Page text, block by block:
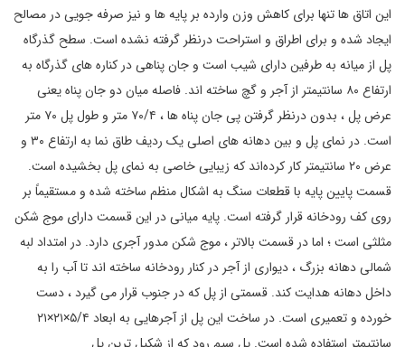
این اتاق ها تنها برای کاهش وزن وارده بر پایه ها و نیز صرفه جویی در مصالح
ایجاد شده و برای اطراق و استراحت درنظر گرفته نشده است. سطح گذرگاه
پل از میانه به طرفین دارای شیب است و جان پناهی در کناره های گذرگاه به
ارتفاع ۸۰ سانتیمتر از آجر و گچ ساخته اند. فاصله میان دو جان پناه یعنی
عرض پل ، بدون درنظر گرفتن پی جان پناه ها ، ۷۰/۴ متر و طول پل ۷۰ متر
است. در نمای پل و بین دهانه های اصلی یک ردیف طاق نما به ارتفاع ۳۰ و
عرض ۲۰ سانتیمتر کار کرده‌اند که زیبایی خاصی به نمای پل بخشیده است.
قسمت پایین پایه با قطعات سنگ به اشکال منظم ساخته شده و مستقیماً بر
روی کف رودخانه قرار گرفته است. پایه میانی در این قسمت دارای موج شکن
مثلثی است ؛ اما در قسمت بالاتر ، موج شکن مدور آجری دارد. در امتداد لبه
شمالی دهانه بزرگ ، دیواری از آجر در کنار رودخانه ساخته اند تا آب را به
داخل دهانه هدایت کند. قسمتی از پل که در جنوب قرار می گیرد ، دست
خورده و تعمیری است. در ساخت این پل از آجرهایی به ابعاد ۵/۴×۲۱×۲۱